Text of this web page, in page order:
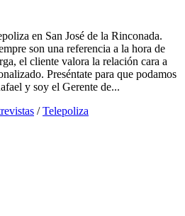
en San José de la Rinconada.
son una referencia a la hora de
el cliente valora la relación cara a
Preséntate para que podamos
y soy el Gerente de...
/Telepoliza